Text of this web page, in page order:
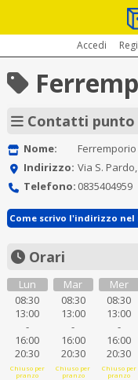
Accedi
Contatti punto
Nome:
Ferremporio
Indirizzo: Via S.
Telefono: 0835404959
Come scrivo l'indirizzo nel
Orari
Lun
08:30
13:00
-
16:00
20:30
Chiuso per
pranzo
Mar
08:30
13:00
-
16:00
20:30
Chiuso per
pranzo
Mer
08:30
13:00
-
16:00
20:30
Chiuso per
pranzo